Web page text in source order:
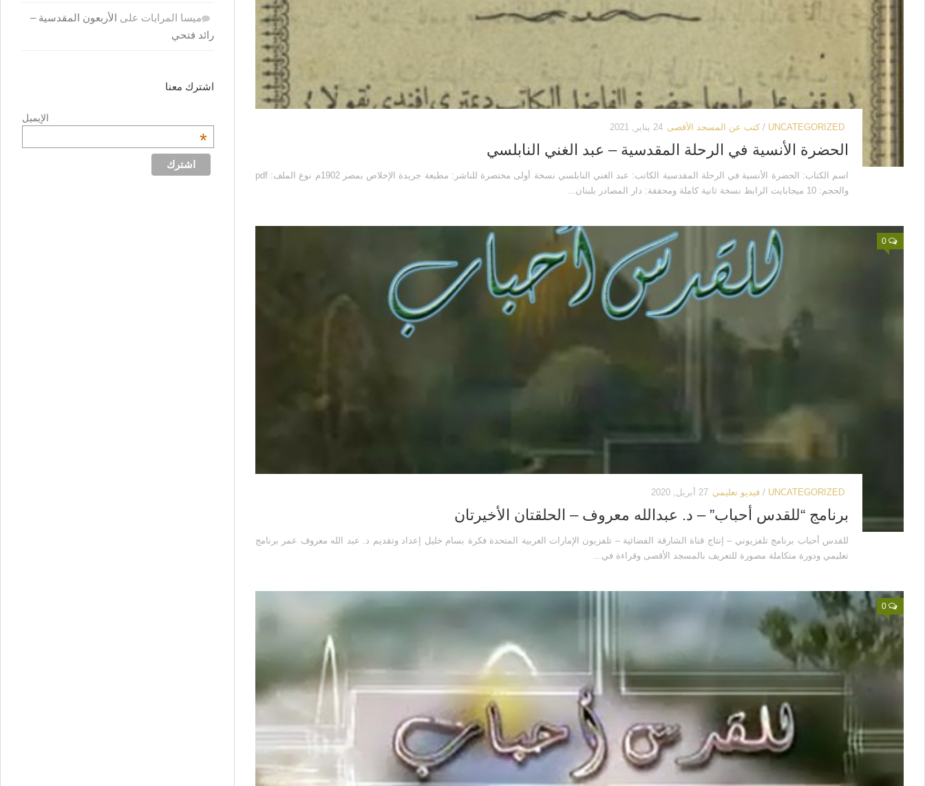
UNCATEGORIZED
/ كتب عن المسجد الأقصى 24 يناير, 2021
الحضرة الأنسية في الرحلة المقدسية – عبد الغني النابلسي
اسم الکتاب: الحضرة الأنسية في الرحلة المقدسية الكاتب: عبد الغني النابلسي نسخة أولى مختصرة للناشر: مطبعة جريدة الإخلاص بمصر 1902م نوع الملف: pdf
والحجم: 10 ميجابايت الرابط نسخة ثانية كاملة ومحققة: دار المصادر بلبنان...
0
UNCATEGORIZED
/ فيديو تعليمي 27 أبريل, 2020
برنامج “للقدس أحباب” – د. عبدالله معروف – الحلقتان الأخيرتان
للقدس أحباب برنامج تلفزيوني – إنتاج قناة الشارقة الفضائية – تلفزيون الإمارات العربية المتحدة فكرة بسام خليل إعداد وتقديم د. عبد الله معروف عمر برنامج
تعليمي ودورة متكاملة مصورة للتعريف بالمسجد الأقصى وقراءة في...
0
ميسا المرايات على الأربعون المقدسية –
رائد فتحي
اشترك معنا
الإيميل
*